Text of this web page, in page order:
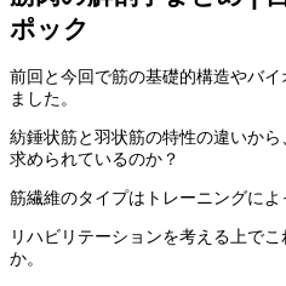
ポック
前回と今回で筋の基礎的構造やバ
ました。
紡錘状筋と羽状筋の特性の違いか
求められているのか？
筋繊維のタイプはトレーニングに
リハビリテーションを考える上で
か。